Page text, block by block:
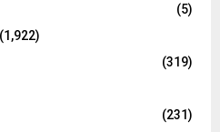
(5)
(1,922)
(319)
(231)